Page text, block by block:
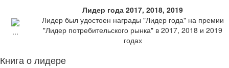
Лидер года 2017, 2018, 2019
Лидер был удостоен награды "Лидер года" на премии
"Лидер потребительского рынка" в 2017, 2018 и 2019
годах
Книга о лидере